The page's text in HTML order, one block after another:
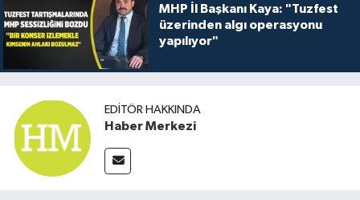
MHP İl Başkanı Kaya: "Tuzfest
üzerinden algı operasyonu
yapılıyor"
EDITÖR HAKKINDA
Haber Merkezi